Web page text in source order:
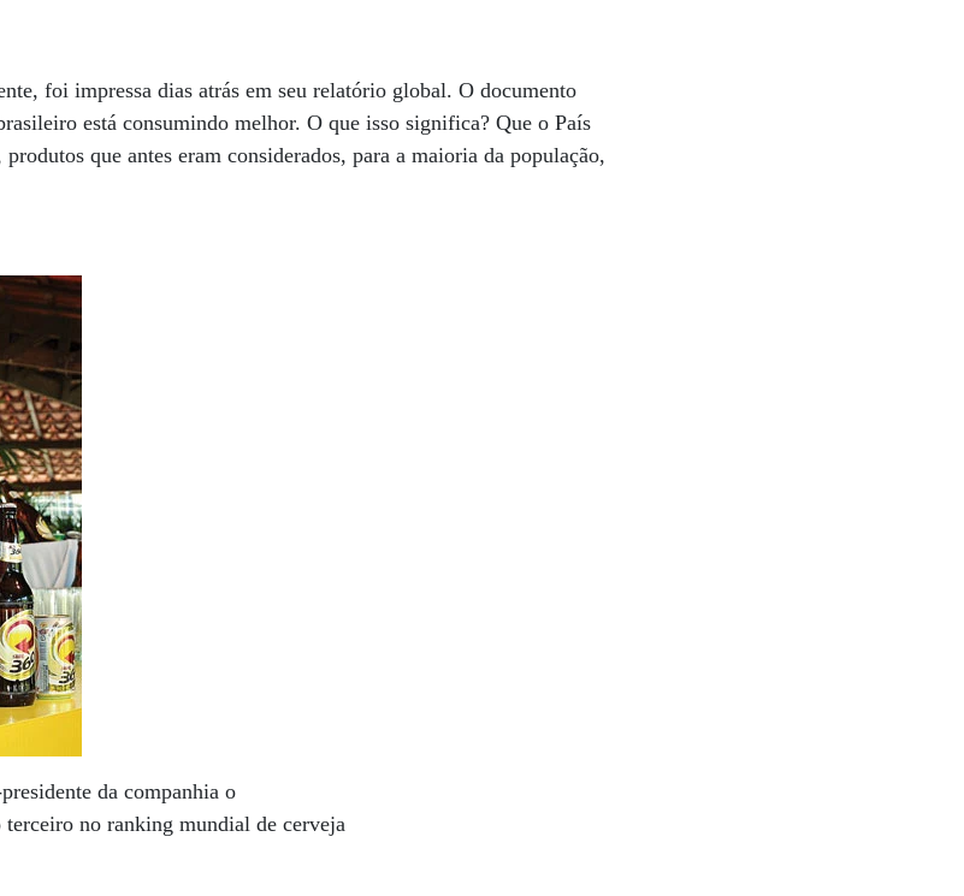
foi impressa dias atrás em seu relatório global. O documento
está consumindo melhor. O que isso significa? Que o País
que antes eram considerados, para a maioria da população,
da companhia o
no ranking mundial de cerveja